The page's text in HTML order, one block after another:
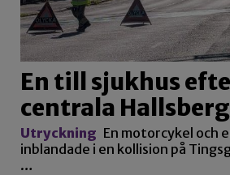
En till sjukhus
centrala Hallsberg
Utryckning En motorcykel och
inblandade i en kollision på
…